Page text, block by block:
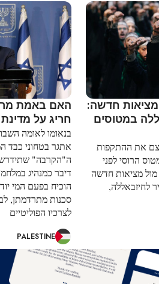
חדשה:
במטוסים
את ההתקפות
הרוסי לפני
מול מציאות חדשה
לחיזבאללה,
האם באמת
חריג על
בנאומו לאומה
אתגר בטחוני כבד
ה"הקרבה" שתידרש,
דיבר כמנהיג
הוכיח בפעם המי
סכנות מתרדמתן,
לצרכיו הפוליטיים
PALESTINE